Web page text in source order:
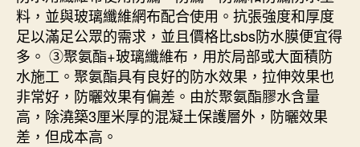
料，並與玻璃纖維網布配合使用。抗張強度和厚度
足以滿足公眾的需求，並且價格比sbs防水膜便宜得
多。 ③聚氨酯+玻璃纖維布，用於局部或大面積防
水施工。聚氨酯具有良好的防水效果，拉伸效果也
非常好，防曬效果有偏差。由於聚氨酯膠水含量
高，除澆築3厘米厚的混凝土保護層外，防曬效果
差，但成本高。